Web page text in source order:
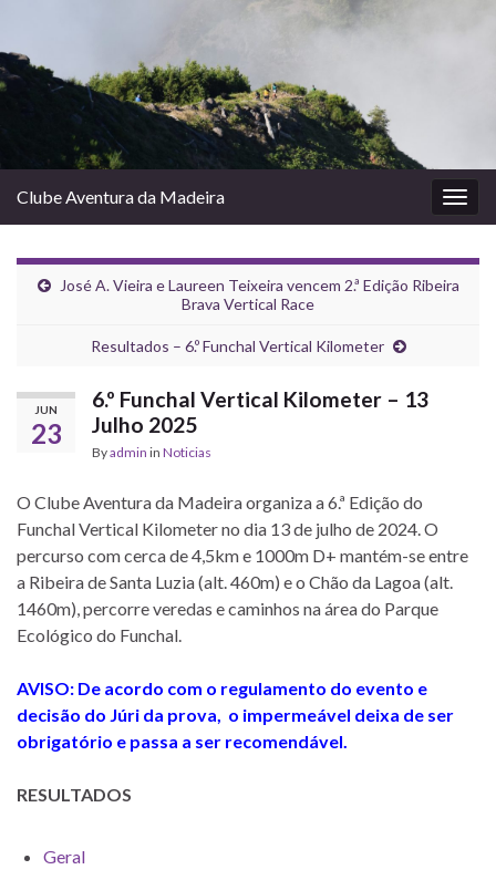
Clube Aventura da Madeira
José A. Vieira e Laureen Teixeira vencem 2.ª Edição Ribeira
Brava Vertical Race
Resultados – 6.º Funchal Vertical Kilometer
JUN
23
6.º Funchal Vertical Kilometer – 13
Julho 2025
Byadmin in Noticias
O Clube Aventura da Madeira organiza a 6.ª Edição do
Funchal Vertical Kilometer no dia 13 de julho de 2024. O
percurso com cerca de 4,5km e 1000m D+ mantém-se entre
a Ribeira de Santa Luzia (alt. 460m) e o Chão da Lagoa (alt.
1460m), percorre veredas e caminhos na área do Parque
Ecológico do Funchal.
AVISO: De acordo com o regulamento do evento e
decisão do Júri da prova, o impermeável deixa de ser
obrigatório e passa a ser recomendável.
RESULTADOS
Geral